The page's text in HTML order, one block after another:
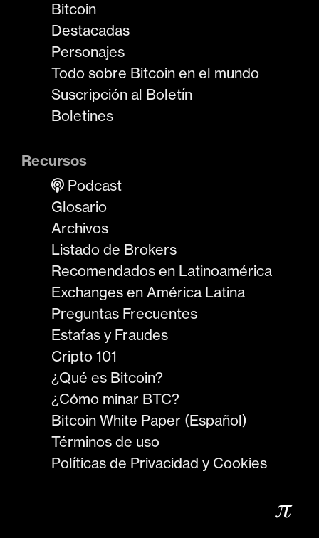
Bitcoin
Destacadas
Personajes
Todo sobre Bitcoin en el mundo
Suscripción al Boletín
Boletines
Recursos
Podcast
Glosario
Archivos
Listado de Brokers
Recomendados en Latinoamérica
Exchanges en América Latina
Preguntas Frecuentes
Estafas y Fraudes
Cripto 101
¿Qué es Bitcoin?
¿Cómo minar BTC?
Bitcoin White Paper (Español)
Términos de uso
Políticas de Privacidad y Cookies
𝜋